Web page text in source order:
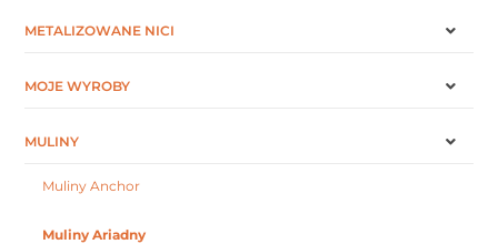
METALIZOWANE NICI
MOJE WYROBY
MULINY
Muliny Anchor
Muliny Ariadny